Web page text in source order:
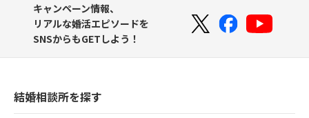
キャンペーン情報、
リアルな婚活エピソードを
SNSからもGETしよう！
結婚相談所を探す